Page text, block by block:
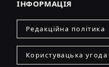
ІНФОРМАЦІЯ
Редакційна політика
Користувацька угода